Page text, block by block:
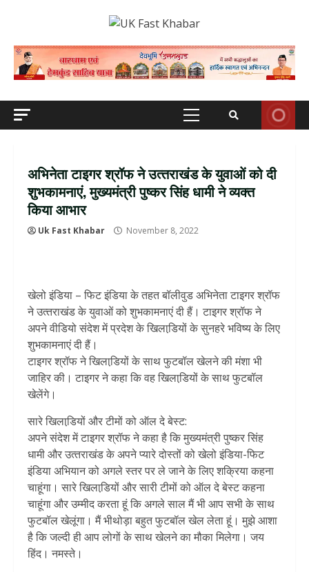
Primary
अभिनेता टाइगर श्रॉफ ने उत्‍तराखंड के युवाओं को दी
शुभकामनाएं, मुख्‍यमंत्री पुष्‍कर सिंह धामी ने व्‍यक्‍त
किया आभार
Uk Fast Khabar November 8, 2022
खेलो इंडिया – फिट इंडिया के तहत बॉलीवुड अभिनेता टाइगर श्रॉफ
ने उत्‍तराखंड के युवाओं को शुभकामनाएं दी हैं। टाइगर श्रॉफ ने
अपने वीडियो संदेश में प्रदेश के खिलाडि़यों के सुनहरे भविष्‍य के लिए
शुभकामनाएं दी हैं।
टाइगर श्रॉफ ने खिलाडि़यों के साथ फुटबॉल खेलने की मंशा भी
जाहिर की। टाइगर ने कहा कि वह खिलाडि़यों के साथ फुटबॉल
खेलेंगे।
सारे खिलाडि़यों और टीमों को ऑल दे बेस्‍ट:
अपने संदेश में टाइगर श्रॉफ ने कहा है कि मुख्‍यमंत्री पुष्‍कर सिंह
धामी और उत्‍तराखंड के अपने प्‍यारे दोस्‍तों को खेलो इंडिया-फिट
इंडिया अभियान को अगले स्‍तर पर ले जाने के लिए शक्रिया कहना
चाहूंगा। सारे खिलाडि़यों और सारी टीमों को ऑल दे बेस्‍ट कहना
चाहूंगा और उम्‍मीद करता हूं कि अगले साल मैं भी आप सभी के साथ
फुटबॉल खेलूंगा। मैं भीथोड़ा बहुत फुटबॉल खेल लेता हूं। मुझे आशा
है कि जल्‍दी ही आप लोगों के साथ खेलने का मौका मिलेगा। जय
हिंद। नमस्‍ते।